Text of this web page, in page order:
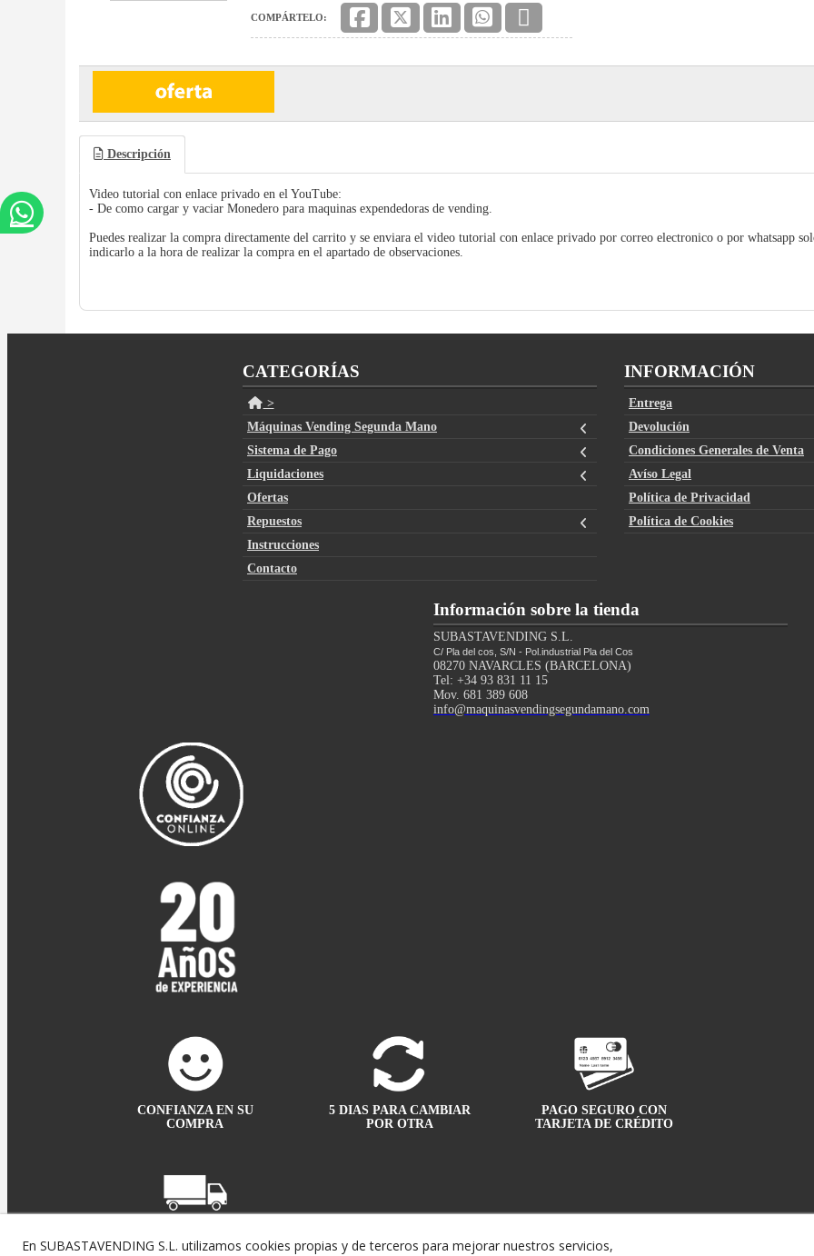
COMPÁRTELO:
Descripción
Video tutorial con enlace privado en el YouTube:
- De como cargar y vaciar Monedero para maquinas expendedoras de vending.
Puedes realizar la compra directamente del carrito y se enviara el video tutorial con enlace privado por correo electronico o por whatsapp
indicarlo a la hora de realizar la compra en el apartado de observaciones.
CATEGORÍAS
>
Máquinas Vending Segunda Mano
Sistema de Pago
Liquidaciones
Ofertas
Repuestos
Instrucciones
Contacto
INFORMACIÓN
Entrega
Devolución
Condiciones Generales de Venta
Avíso Legal
Política de Privacidad
Política de Cookies
Información sobre la tienda
SUBASTAVENDING S.L.
C/ Pla del cos, S/N - Pol.industrial Pla del Cos
08270 NAVARCLES (BARCELONA)
Tel: +34 93 831 11 15
Mov. 681 389 608
info@maquinasvendingsegundamano.com
CONFIANZA EN SU
COMPRA
5 DIAS PARA CAMBIAR
POR OTRA
PAGO SEGURO CON
TARJETA DE CRÉDITO
TRANSPORTE
En SUBASTAVENDING S.L. utilizamos cookies propias y de terceros para mejorar nuestros servicios,